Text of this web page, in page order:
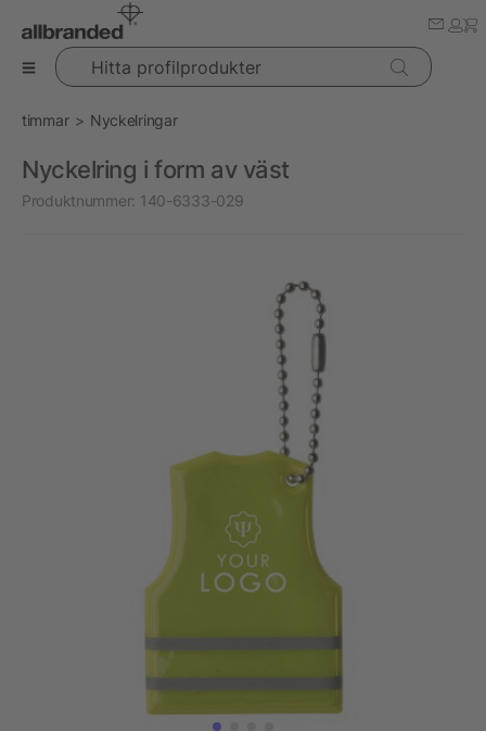
Hitta profilprodukter
timmar Nyckelringar
Nyckelring i form av väst
Produktnummer: 140-6333-029